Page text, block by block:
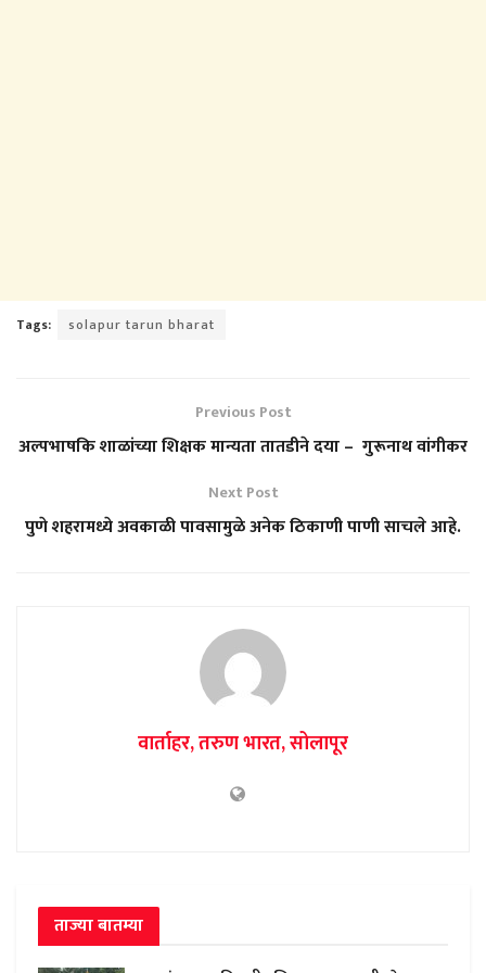
Tags: solapur tarun bharat
Previous Post
अल्पभाष‍कि शाळांच्या श‍िक्षक मान्यता तातडीने दया – गुरूनाथ वांगीकर
Next Post
पुणे शहरामध्ये अवकाळी पावसामुळे अनेक ठिकाणी पाणी साचले आहे.
वार्ताहर, तरुण भारत, सोलापूर
ताज्या बातम्या